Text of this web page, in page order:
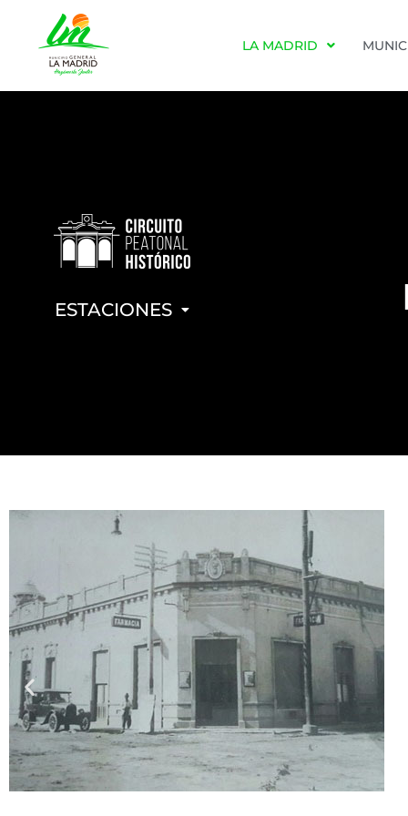
LA MADRID
ESTACIONES